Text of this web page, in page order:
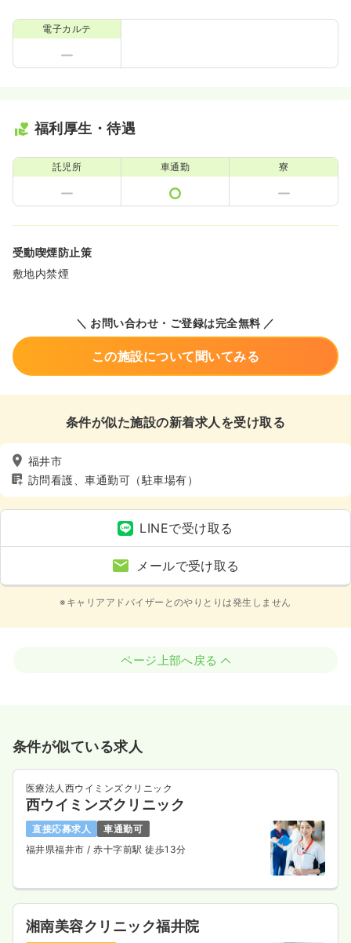
電子カルテ
福利厚生・待遇
託児所 車通勤 寮
受動喫煙防止策
敷地内禁煙
＼ お問い合わせ・ご登録は完全無料 ／
この施設について聞いてみる
条件が似た施設の新着求人を受け取る
福井市
訪問看護、車通勤可（駐車場有）
LINEで受け取る
メールで受け取る
※キャリアアドバイザーとのやりとりは発生しません
ページ上部へ戻る
条件が似ている求人
医療法人西ウイミンズクリニック
西ウイミンズクリニック
直接応募求人
車通勤可
福井県福井市 / 赤十字前駅 徒歩13分
湘南美容クリニック福井院